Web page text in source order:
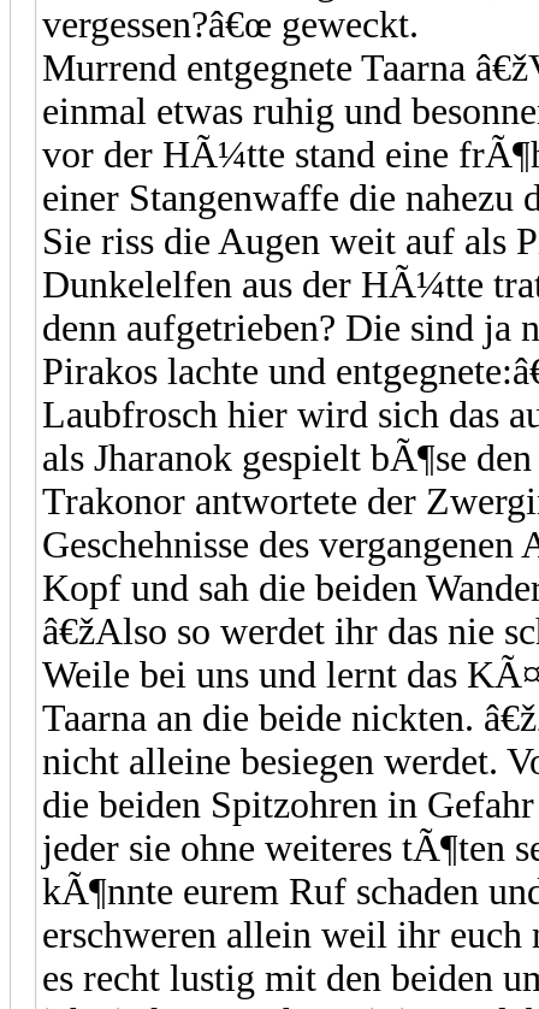
vergessen?â€œ geweckt.
Murrend entgegnete Taarna
einmal etwas ruhig und
vor der HÃ¼tte stand eine
einer Stangenwaffe die nahezu
Sie riss die Augen weit auf als
Dunkelelfen aus der HÃ¼tte
denn aufgetrieben? Die sind
Pirakos lachte und
Laubfrosch hier wird sich das
als Jharanok gespielt bÃ¶se
Trakonor antwortete der
Geschehnisse des
Kopf und sah die beiden
â€žAlso so werdet ihr das nie
Weile bei uns und lernt das
Taarna an die beide nickten.
nicht alleine besiegen werdet.
die beiden Spitzohren in
jeder sie ohne weiteres tÃ¶ten
kÃ¶nnte eurem Ruf schaden
erschweren allein weil ihr euch
es recht lustig mit den beiden